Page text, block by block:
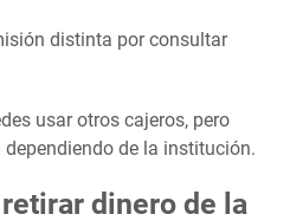
distinta por consultar
usar otros cajeros, pero
de la institución.
dinero de la